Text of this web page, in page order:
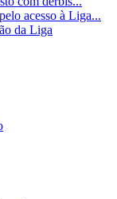
acesso à Liga...
da Liga